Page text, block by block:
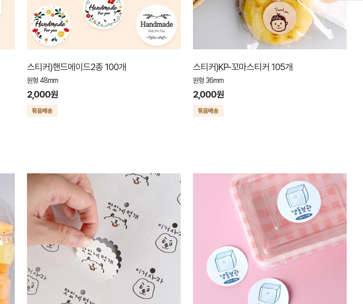
스티커)핸드메이드2종 100개
원형 48mm
2,000원
스티커)KP-꼬마스티커 105개
원형 36mm
2,000원